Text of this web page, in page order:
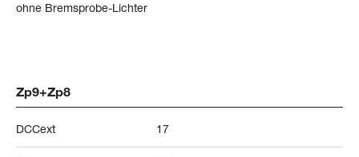
ohne Bremsprobe-Lichter
Zp9+Zp8
DCCext 17